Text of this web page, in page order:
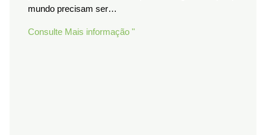
mundo precisam ser…
Consulte Mais informação "